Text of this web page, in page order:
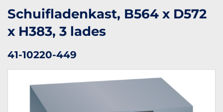
Schuifladenkast, B564 x D572
x H383, 3 lades
41-10220-449